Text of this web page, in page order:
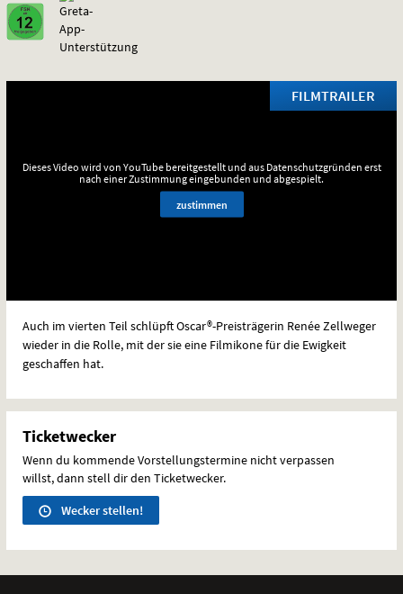
FILMTRAILER
Dieses Video wird von YouTube bereitgestellt und aus Datenschutzgründen erst
nach einer Zustimmung eingebunden und abgespielt.
zustimmen
Auch im vierten Teil schlüpft Oscar®-Preisträgerin Renée Zellweger
wieder in die Rolle, mit der sie eine Filmikone für die Ewigkeit
geschaffen hat.
Ticketwecker
Wenn du kommende Vorstellungstermine nicht verpassen
willst, dann stell dir den Ticketwecker.
Wecker stellen!